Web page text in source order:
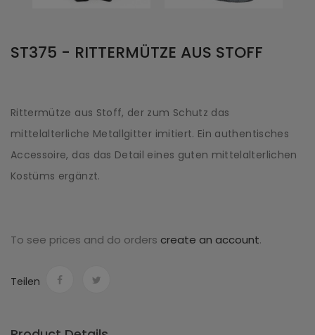
ST375 - RITTERMÜTZE AUS STOFF
Rittermütze aus Stoff, der zum Schutz das
mittelalterliche Metallgitter imitiert. Ein authentisches
Accessoire, das das Detail eines guten mittelalterlichen
Kostüms ergänzt.
To see prices and do orders create an account.
Teilen